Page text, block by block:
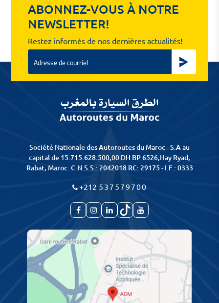
ABONNEZ-VOUS À NOTRE
NEWSLETTER!
Restez informés de nos dernières actualités!
Société Nationale des Autoroutes du Maroc - S.A au
capital de 15.715.628.500,00 DH BP 6526,Hay Ryad,
Rabat, Maroc. C.N.S.S.: 2042018 RC: 29175 - I.F.: 0333
+212 537579700